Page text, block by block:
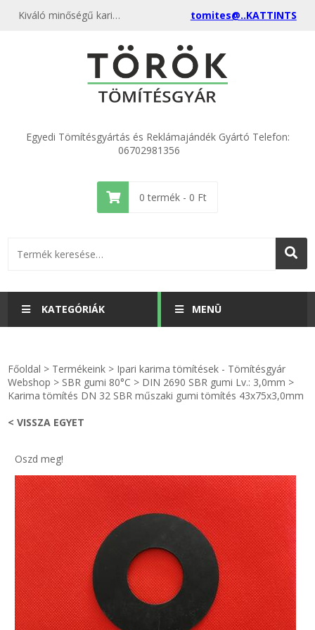
Kiváló minőségű karima tömítés DN 32 SBR műszaki gumi tömítés 43x75x3,0mm kedvező áron, egyenest a gyártótól, rendeld meg most és csatlakozz a több ezer elégedett vásárlóhoz. tomites@..KATTINTS
Egyedi Tömítésgyártás és Reklámajándék Gyártó Telefon:
06702981356
0 termék - 0 Ft
KATEGÓRIÁK
KULCSTARTÓ - KULCSKARIKA
GÉPÉSZET-PÉBÉ-gáz - KÉSZLETEK
IPARI KARIMA TÖMÍTÉS
TÖMÍTŐ TÁBLA - SZIGETELŐ LEMEZ
GUMILEMEZ - FILC - HÓTOLÓ
MENÜ
videók
Rólunk
Egyedi gyártás
Hírek
Kapcsolat
ÁSZF
Főoldal > Termékeink > Ipari karima tömítések - Tömítésgyár
Webshop > SBR gumi 80°C > DIN 2690 SBR gumi Lv.: 3,0mm >
Karima tömítés DN 32 SBR műszaki gumi tömítés 43x75x3,0mm
< VISSZA EGYET
Oszd meg!